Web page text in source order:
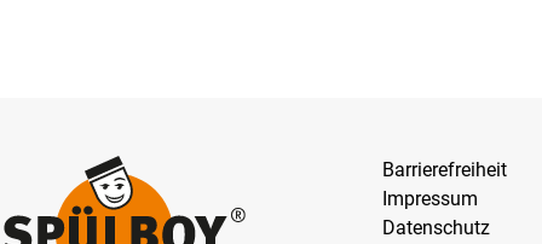
Barrierefreiheit
Impressum
Datenschutz